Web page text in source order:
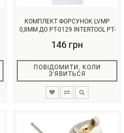
КОМПЛЕКТ ФОРСУНОК LVMP
0,8MM ДО PT-0129 INTERTOOL PT-
146 грн
ПОВІДОМИТИ, КОЛИ
З'ЯВИТЬСЯ